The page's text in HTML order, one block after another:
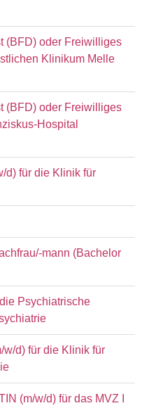
(BFD) oder Freiwilliges
Klinikum Melle
(BFD) oder Freiwilliges
Hospital
d) für die Klinik für
mann (Bachelor
Psychiatrische
d) für die Klinik für
(m/w/d) für das MVZ I